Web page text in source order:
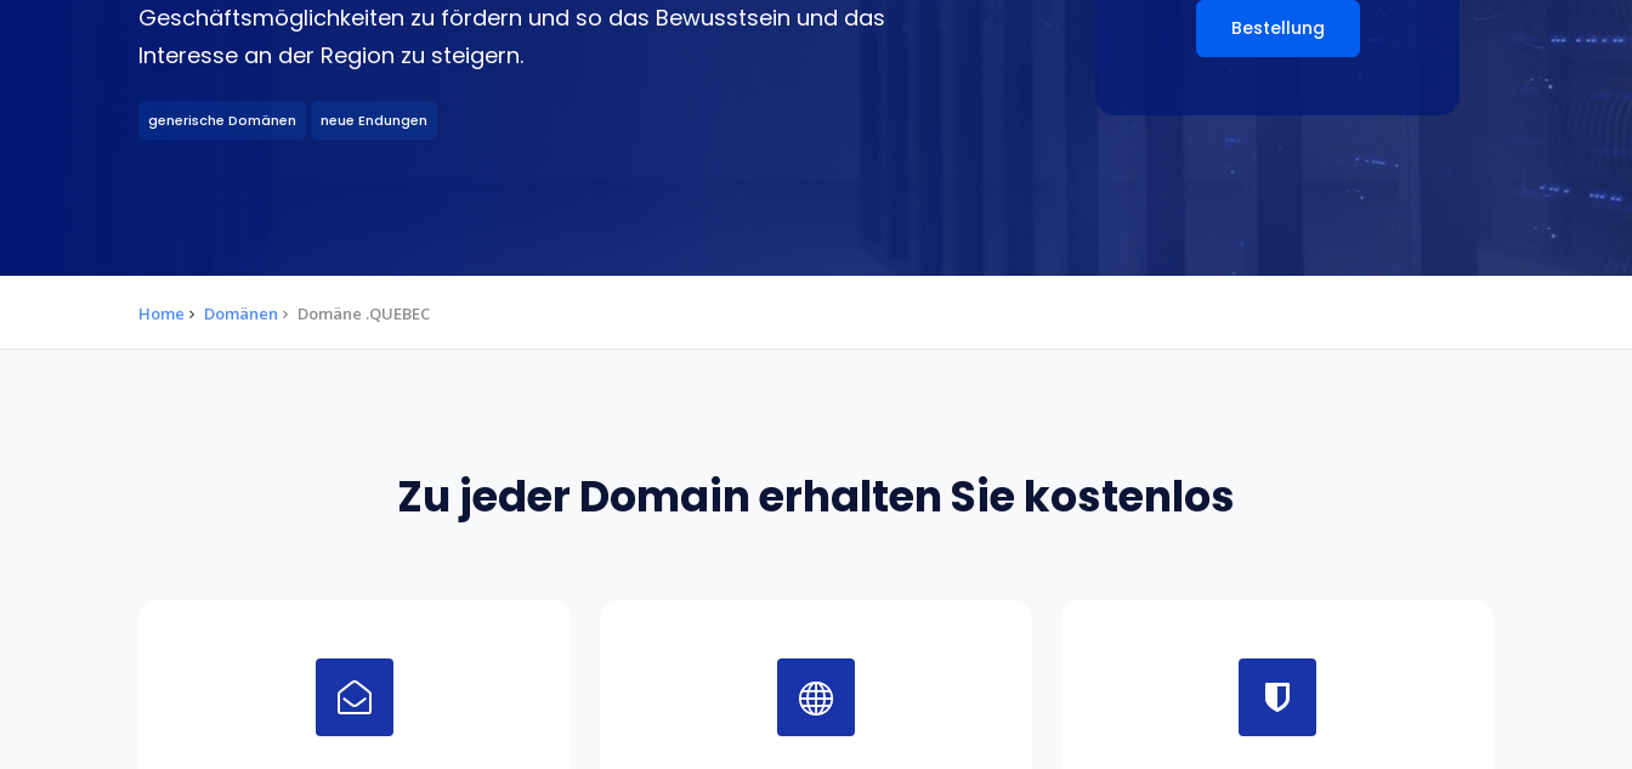
Geschäftsmöglichkeiten zu fördern und so das Bewusstsein und das
Interesse an der Region zu steigern.
generische Domänen neue Endungen
Bestellung
Home Domänen Domäne .QUEBEC
Zu jeder Domain erhalten Sie kostenlos